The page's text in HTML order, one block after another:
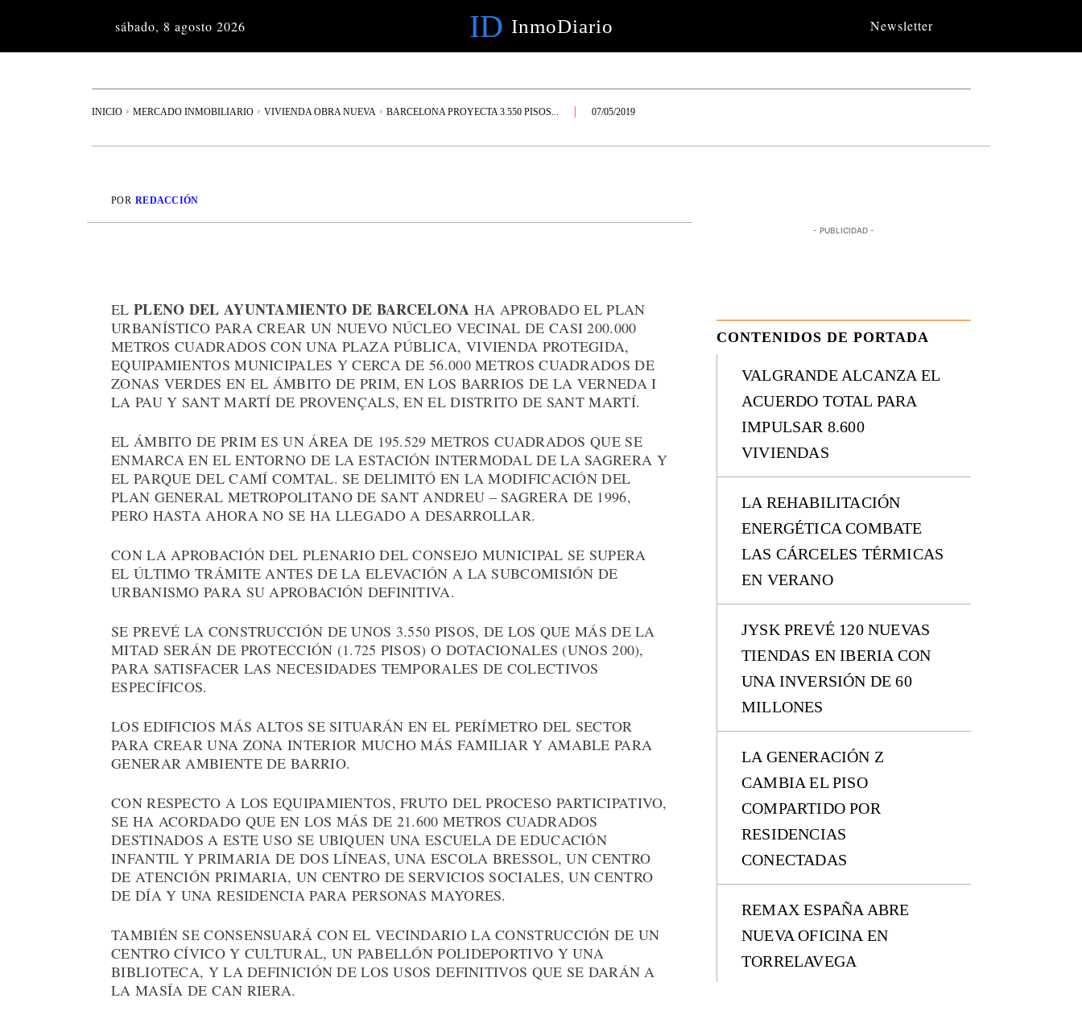
sábado, 8 agosto 2026 ID InmoDiario Newsletter
INICIO MERCADO INMOBILIARIO VIVIENDA OBRA NUEVA BARCELONA PROYECTA 3.550 PISOS... 07/05/2019
POR REDACCIÓN
EL PLENO DEL AYUNTAMIENTO DE BARCELONA HA APROBADO EL PLAN
URBANÍSTICO PARA CREAR UN NUEVO NÚCLEO VECINAL DE CASI 200.000
METROS CUADRADOS CON UNA PLAZA PÚBLICA, VIVIENDA PROTEGIDA,
EQUIPAMIENTOS MUNICIPALES Y CERCA DE 56.000 METROS CUADRADOS DE
ZONAS VERDES EN EL ÁMBITO DE PRIM, EN LOS BARRIOS DE LA VERNEDA I
LA PAU Y SANT MARTÍ DE PROVENÇALS, EN EL DISTRITO DE SANT MARTÍ.
EL ÁMBITO DE PRIM ES UN ÁREA DE 195.529 METROS CUADRADOS QUE SE
ENMARCA EN EL ENTORNO DE LA ESTACIÓN INTERMODAL DE LA SAGRERA Y
EL PARQUE DEL CAMÍ COMTAL. SE DELIMITÓ EN LA MODIFICACIÓN DEL
PLAN GENERAL METROPOLITANO DE SANT ANDREU – SAGRERA DE 1996,
PERO HASTA AHORA NO SE HA LLEGADO A DESARROLLAR.
CON LA APROBACIÓN DEL PLENARIO DEL CONSEJO MUNICIPAL SE SUPERA
EL ÚLTIMO TRÁMITE ANTES DE LA ELEVACIÓN A LA SUBCOMISIÓN DE
URBANISMO PARA SU APROBACIÓN DEFINITIVA.
SE PREVÉ LA CONSTRUCCIÓN DE UNOS 3.550 PISOS, DE LOS QUE MÁS DE LA
MITAD SERÁN DE PROTECCIÓN (1.725 PISOS) O DOTACIONALES (UNOS 200),
PARA SATISFACER LAS NECESIDADES TEMPORALES DE COLECTIVOS
ESPECÍFICOS.
LOS EDIFICIOS MÁS ALTOS SE SITUARÁN EN EL PERÍMETRO DEL SECTOR
PARA CREAR UNA ZONA INTERIOR MUCHO MÁS FAMILIAR Y AMABLE PARA
GENERAR AMBIENTE DE BARRIO.
CON RESPECTO A LOS EQUIPAMIENTOS, FRUTO DEL PROCESO PARTICIPATIVO,
SE HA ACORDADO QUE EN LOS MÁS DE 21.600 METROS CUADRADOS
DESTINADOS A ESTE USO SE UBIQUEN UNA ESCUELA DE EDUCACIÓN
INFANTIL Y PRIMARIA DE DOS LÍNEAS, UNA ESCOLA BRESSOL, UN CENTRO
DE ATENCIÓN PRIMARIA, UN CENTRO DE SERVICIOS SOCIALES, UN CENTRO
DE DÍA Y UNA RESIDENCIA PARA PERSONAS MAYORES.
TAMBIÉN SE CONSENSUARÁ CON EL VECINDARIO LA CONSTRUCCIÓN DE UN
CENTRO CÍVICO Y CULTURAL, UN PABELLÓN POLIDEPORTIVO Y UNA
BIBLIOTECA, Y LA DEFINICIÓN DE LOS USOS DEFINITIVOS QUE SE DARÁN A
LA MASÍA DE CAN RIERA.
- PUBLICIDAD -
CONTENIDOS DE PORTADA
VALGRANDE ALCANZA EL
ACUERDO TOTAL PARA
IMPULSAR 8.600
VIVIENDAS
LA REHABILITACIÓN
ENERGÉTICA COMBATE
LAS CÁRCELES TÉRMICAS
EN VERANO
JYSK PREVÉ 120 NUEVAS
TIENDAS EN IBERIA CON
UNA INVERSIÓN DE 60
MILLONES
LA GENERACIÓN Z
CAMBIA EL PISO
COMPARTIDO POR
RESIDENCIAS
CONECTADAS
REMAX ESPAÑA ABRE
NUEVA OFICINA EN
TORRELAVEGA